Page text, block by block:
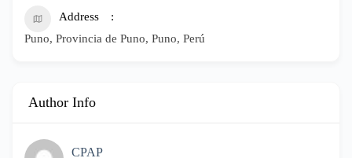
Address
Puno, Provincia de Puno, Puno, Perú
Author Info
CPAP